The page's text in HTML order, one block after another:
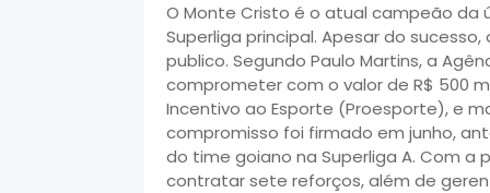
O Monte Cristo é o atual campeão da
Superliga principal. Apesar do
publico. Segundo Paulo Martins, a
comprometer com o valor de R$ 500
Incentivo ao Esporte (Proesporte), e
compromisso foi firmado em junho,
do time goiano na Superliga A. Com a
contratar sete reforços, além de